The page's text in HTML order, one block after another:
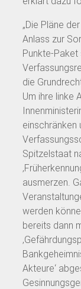
„Die Pläne
Anlass zur
Punkte-
die
Um ihre linke
einschränken
Spitzelstaat
ausmerzen.
werden
bereits dann
Akteure‘